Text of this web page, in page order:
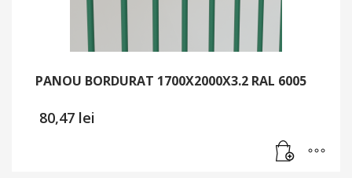
PANOU BORDURAT 1700X2000X3.2 RAL 6005
80,47 lei